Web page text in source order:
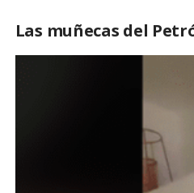
Las muñecas del